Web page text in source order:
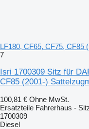
LF180, CF65, CF75, CF85
7
Isri 1700309 Sitz für
CF85 (2001-)
100,81 € Ohne MwSt.
Ersatzteile Fahrerhaus -
1700309
Diesel